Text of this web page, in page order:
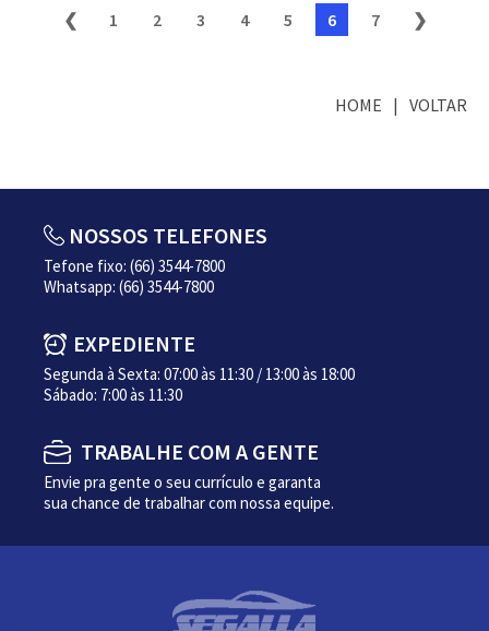
❮ 1 2 3 4 5 6 7 ❯
HOME VOLTAR
NOSSOS TELEFONES
Tefone fixo: (66) 3544-7800
Whatsapp: (66) 3544-7800
EXPEDIENTE
Segunda à Sexta: 07:00 às 11:30 / 13:00 às 18:00
Sábado: 7:00 às 11:30
TRABALHE COM A GENTE
Envie pra gente o seu currículo e garanta
sua chance de trabalhar com nossa equipe.